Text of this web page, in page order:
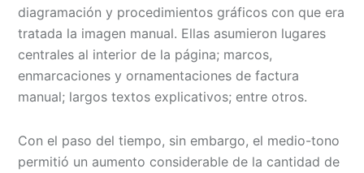
diagramación y procedimientos gráficos con que era
tratada la imagen manual. Ellas asumieron lugares
centrales al interior de la página; marcos,
enmarcaciones y ornamentaciones de factura
manual; largos textos explicativos; entre otros.
Con el paso del tiempo, sin embargo, el medio-tono
permitió un aumento considerable de la cantidad de